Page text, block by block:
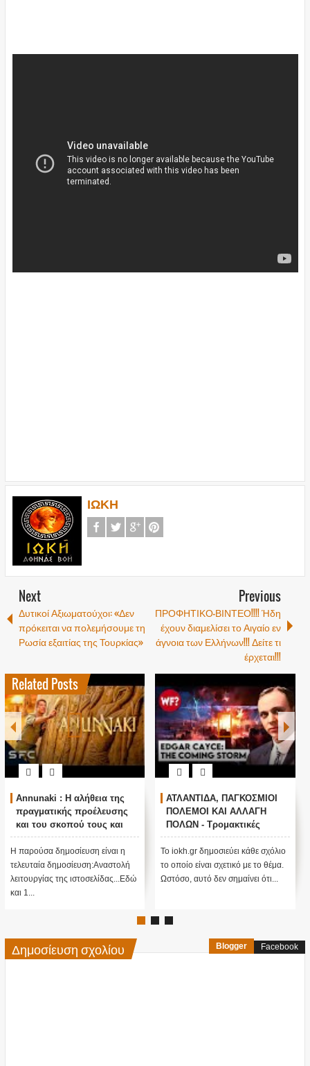
ΙΩΚΗ
Next
Δυτικοί Αξιωματούχοι: «Δεν
πρόκειται να πολεμήσουμε τη
Ρωσία εξαιτίας της Τουρκίας»
Previous
ΠΡΟΦΗΤΙΚΟ-ΒΙΝΤΕΟ!!!! Ήδη
έχουν διαμελίσει το Αιγαίο εν
άγνοια των Ελλήνων!!! Δείτε τι
έρχεται!!!
Related Posts
Annunaki : Η αλήθεια της
πραγματικής προέλευσης
και του σκοπού τους και
αναστολή λειτουργίας μας
....
Η παρούσα δημοσίευση είναι η
τελευταία δημοσίευση:Αναστολή
λειτουργίας της ιστοσελίδας...Εδώ
και 1...
ΑΤΛΑΝΤΙΔΑ, ΠΑΓΚΟΣΜΙΟΙ
ΠΟΛΕΜΟΙ ΚΑΙ ΑΛΛΑΓΗ
ΠΟΛΩΝ - Τρομακτικές
προβλέψεις του Edgar
Cayce (Video)
Το iokh.gr δημοσιεύει κάθε σχόλιο
το οποίο είναι σχετικό με το θέμα.
Ωστόσο, αυτό δεν σημαίνει ότι...
Δημοσίευση σχολίου Blogger Facebook